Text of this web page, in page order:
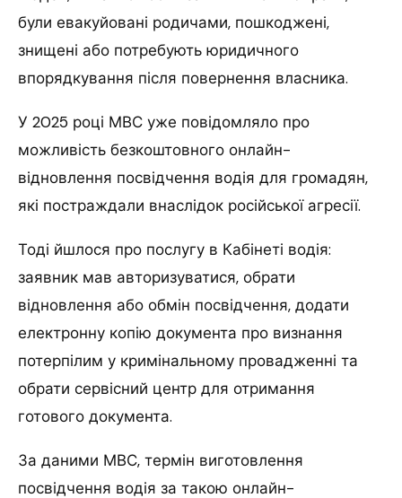
були евакуйовані родичами, пошкоджені,
знищені або потребують юридичного
впорядкування після повернення власника.
У 2025 році МВС уже повідомляло про
можливість безкоштовного онлайн-
відновлення посвідчення водія для громадян,
які постраждали внаслідок російської агресії.
Тоді йшлося про послугу в Кабінеті водія:
заявник мав авторизуватися, обрати
відновлення або обмін посвідчення, додати
електронну копію документа про визнання
потерпілим у кримінальному провадженні та
обрати сервісний центр для отримання
готового документа.
За даними МВС, термін виготовлення
посвідчення водія за такою онлайн-